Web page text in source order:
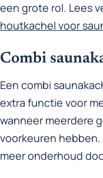
een grote rol. Lees
houtkachel voor
Combi
Een combi
extra functie voor
wanneer meerdere
voorkeuren
meer onderhoud